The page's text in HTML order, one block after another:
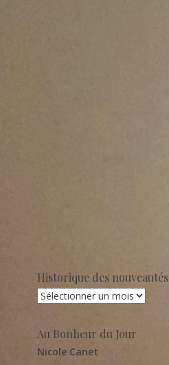
Historique des nouveautés
Historique
Au Bonheur du Jour
Nicole Canet